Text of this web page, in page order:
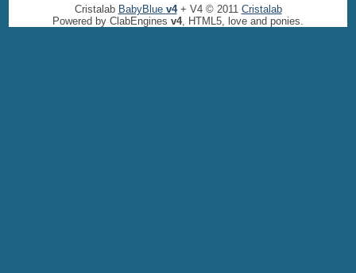
Cristalab BabyBlue v4+ V4 © 2011 Cristalab
Powered by ClabEngines v4, HTML5, love and ponies.